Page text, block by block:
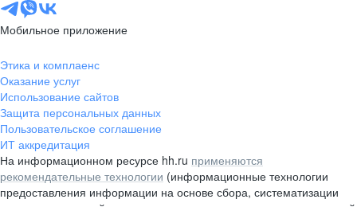
Мобильное приложение
Этика и комплаенс
Оказание услуг
Использование сайтов
Защита персональных данных
Пользовательское соглашение
ИТ аккредитация
На информационном ресурсе hh.ru применяются
рекомендательные технологии (информационные технологии
предоставления информации на основе сбора, систематизации